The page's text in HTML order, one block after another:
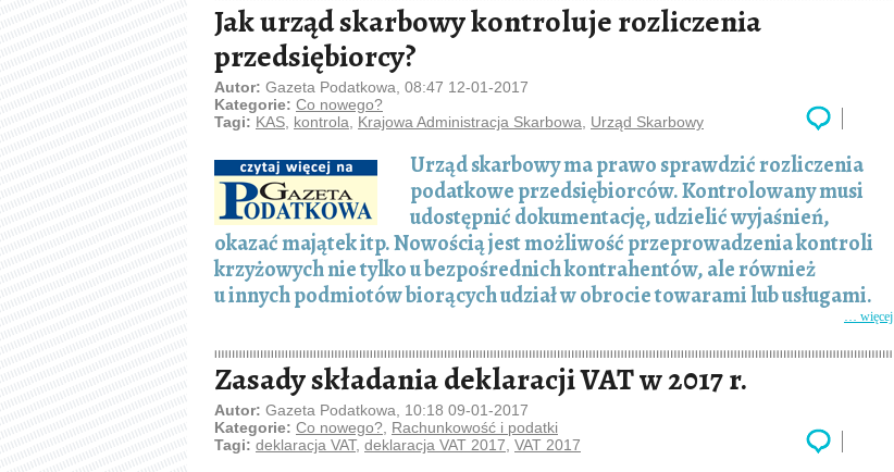
Jak urząd skarbowy kontroluje rozliczenia
przedsiębiorcy?
Autor: Gazeta Podatkowa, 08:47 12-01-2017
Kategorie: Co nowego?
Tagi: KAS kontrola Krajowa Administracja Skarbowa Urząd Skarbowy
Urząd skarbowy ma prawo sprawdzić rozliczenia
podatkowe przedsiębiorców. Kontrolowany musi
udostępnić dokumentację, udzielić wyjaśnień,
okazać majątek itp. Nowością jest możliwość przeprowadzenia kontroli
krzyżowych nie tylko u bezpośrednich kontrahentów, ale również
u innych podmiotów biorących udział w obrocie towarami lub usługami.
… więcej
Zasady składania deklaracji VAT w 2017 r.
Autor: Gazeta Podatkowa, 10:18 09-01-2017
Kategorie: Co nowego? Rachunkowość i podatki
Tagi: deklaracja VAT, deklaracja VAT 2017 VAT 2017